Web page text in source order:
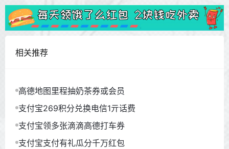
相关推荐
高德地图里程抽奶茶券或会员
支付宝269积分兑换电信1亓话费
支付宝领多张滴滴高德打车券
支付宝支付有礼瓜分千万红包